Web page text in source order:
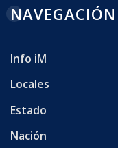
NAVEGACIÓN
Info iM
Locales
Estado
Nación